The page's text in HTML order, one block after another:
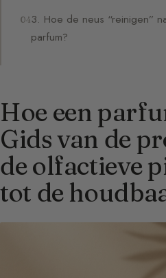
3. Hoe de neus “reinigen”
parfum?
Hoe een
Gids van de
de olfactieve
tot de